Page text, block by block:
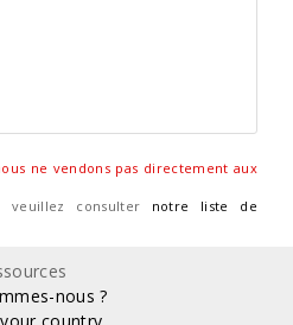
ne vendons pas directement aux
veuillez consulter notre liste de
nous ?
country